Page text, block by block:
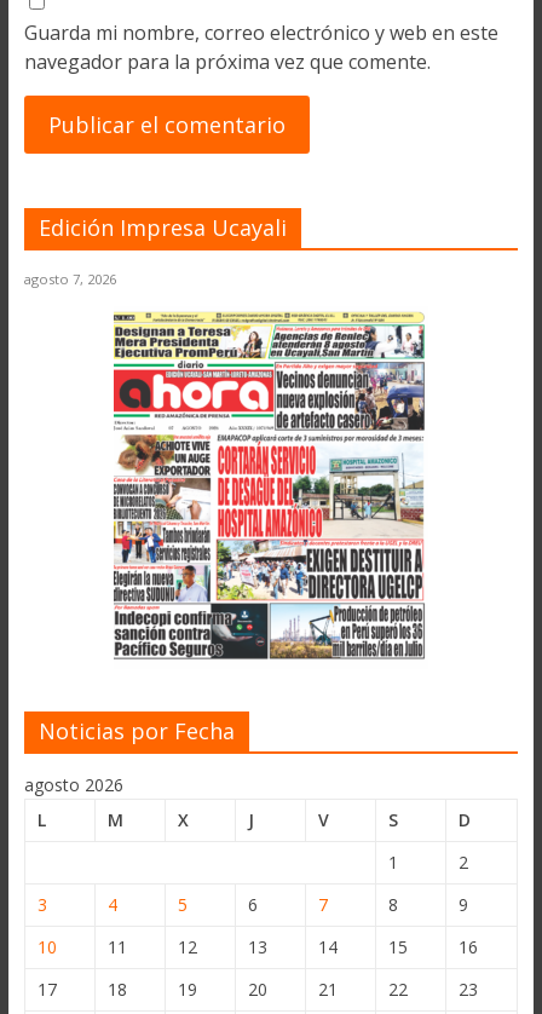
Guarda mi nombre, correo electrónico y web en este
navegador para la próxima vez que comente.
Edición Impresa Ucayali
agosto 7, 2026
Noticias por Fecha
agosto 2026
L
M X J V S
D
1
2
3
4 5 6 7 8
9
10
11 12 13 14 15
16
17
18 19 20 21 22
23